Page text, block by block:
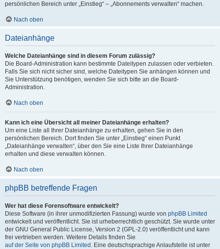
persönlichen Bereich unter „Einstieg“ – „Abonnements verwalten“ machen.
Nach oben
Dateianhänge
Welche Dateianhänge sind in diesem Forum zulässig?
Die Board-Administration kann bestimmte Dateitypen zulassen oder verbieten.
Falls Sie sich nicht sicher sind, welche Dateitypen Sie anhängen können und
Sie Unterstützung benötigen, wenden Sie sich bitte an die Board-
Administration.
Nach oben
Kann ich eine Übersicht all meiner Dateianhänge erhalten?
Um eine Liste all Ihrer Dateianhänge zu erhalten, gehen Sie in den
persönlichen Bereich. Dort finden Sie unter „Einstieg“ einen Punkt
„Dateianhänge verwalten“, über den Sie eine Liste Ihrer Dateianhänge
erhalten und diese verwalten können.
Nach oben
phpBB betreffende Fragen
Wer hat diese Forensoftware entwickelt?
Diese Software (in ihrer unmodifizierten Fassung) wurde von phpBB Limited
entwickelt und veröffentlicht. Sie ist urheberrechtlich geschützt. Sie wurde unter
der GNU General Public License, Version 2 (GPL-2.0) veröffentlicht und kann
frei vertrieben werden. Weitere Details finden Sie
auf der Seite von phpBB Limited . Eine deutschsprachige Anlaufstelle ist unter